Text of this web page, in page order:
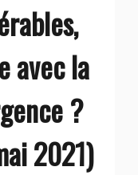
avec la
?
2021)